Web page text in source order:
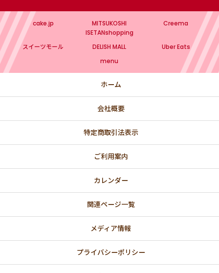
cake.jp
MITSUKOSHI
ISETANshopping
Creema
スイーツモール DELISH MALL
Uber Eats
menu
ホーム
会社概要
特定商取引法表示
ご利用案内
カレンダー
関連ページ一覧
メディア情報
プライバシーポリシー